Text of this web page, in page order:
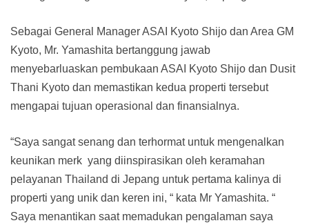
Sebagai General Manager ASAI Kyoto Shijo dan Area GM
Kyoto, Mr. Yamashita bertanggung jawab
menyebarluaskan pembukaan ASAI Kyoto Shijo dan Dusit
Thani Kyoto dan memastikan kedua properti tersebut
mengapai tujuan operasional dan finansialnya.
“Saya sangat senang dan terhormat untuk mengenalkan
keunikan merk yang diinspirasikan oleh keramahan
pelayanan Thailand di Jepang untuk pertama kalinya di
properti yang unik dan keren ini, “ kata Mr Yamashita. “
Saya menantikan saat memadukan pengalaman saya